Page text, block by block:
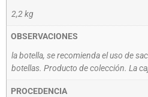
2,2 kg
OBSERVACIONES
la botella, se recomienda el uso de
botellas. Producto de colección. La
PROCEDENCIA